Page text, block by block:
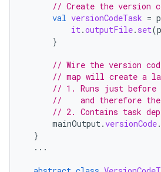
// Create the version
val versionCodeTask =
it.outputFile. set(
}
// Wire the version
// map will create a
// 1. Runs just before
//    and therefore
// 2. Contains task
mainOutput.versionCode.
}
...